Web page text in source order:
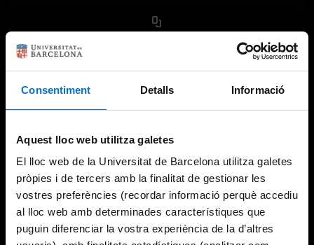
Consentiment Detalls Informació
Aquest lloc web utilitza galetes
El lloc web de la Universitat de Barcelona utilitza galetes
pròpies i de tercers amb la finalitat de gestionar les
vostres preferències (recordar informació perquè accediu
al lloc web amb determinades característiques que
puguin diferenciar la vostra experiència de la d’altres